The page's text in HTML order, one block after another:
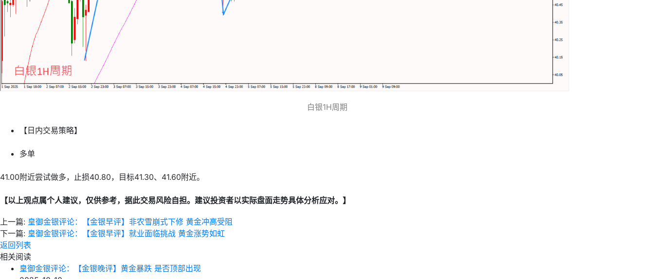
白银1H周期
【日内交易策略】
多单
41.00附近尝试做多，止损40.80，目标41.30、41.60附近。
【以上观点属个人建议，仅供参考，据此交易风险自担。建议投资者以实际盘面走势具体分析应对。】
上一篇: 皇御金银评论：【金银早评】非农雪崩式下修 黄金冲高受阻
下一篇: 皇御金银评论：【金银早评】就业面临挑战 黄金涨势如虹
返回列表
相关阅读
皇御金银评论：【金银晚评】黄金暴跌 是否顶部出现